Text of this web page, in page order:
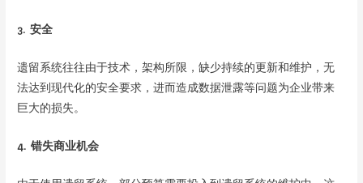
3. 安全
遗留系统往往由于技术，架构所限，缺少持续的更新和维护，无
法达到现代化的安全要求，进而造成数据泄露等问题为企业带来
巨大的损失。
4. 错失商业机会